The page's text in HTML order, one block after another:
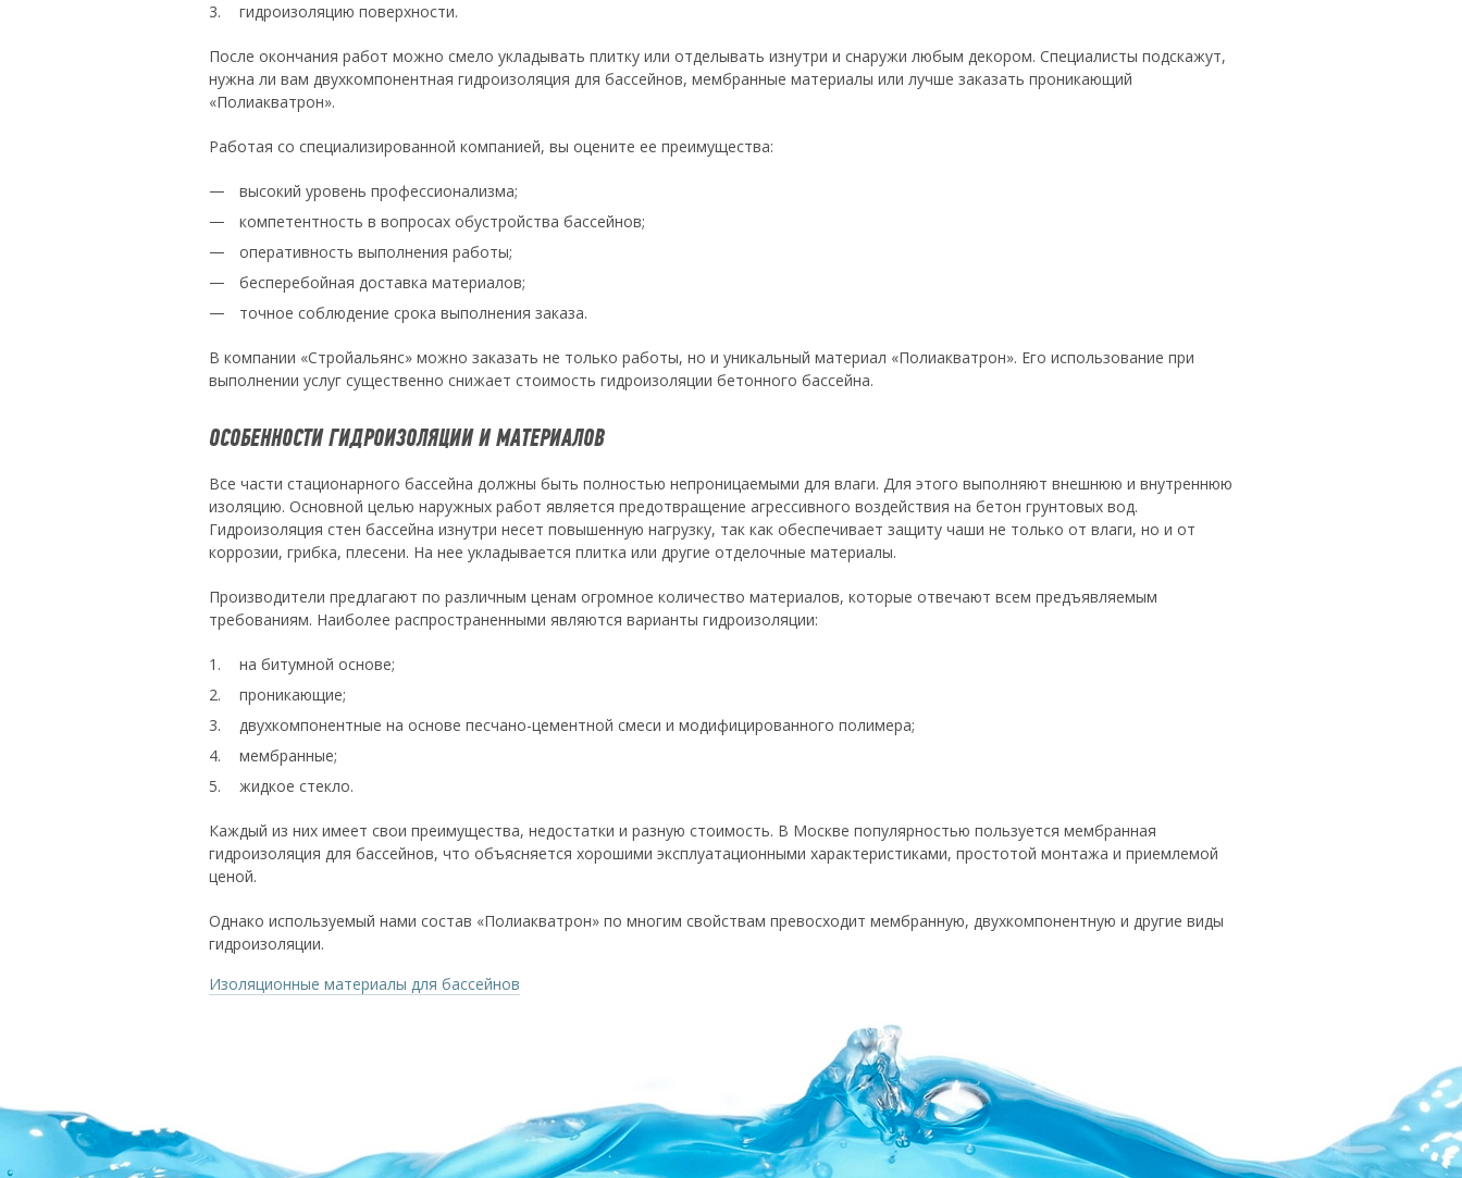
гидроизоляцию поверхности.
После окончания работ можно смело укладывать плитку или отделывать изнутри и снаружи любым декором. Специалисты подскажут,
нужна ли вам двухкомпонентная гидроизоляция для бассейнов, мембранные материалы или лучше заказать проникающий
«Полиакватрон».
Работая со специализированной компанией, вы оцените ее преимущества:
высокий уровень профессионализма;
компетентность в вопросах обустройства бассейнов;
оперативность выполнения работы;
бесперебойная доставка материалов;
точное соблюдение срока выполнения заказа.
В компании «Стройальянс» можно заказать не только работы, но и уникальный материал «Полиакватрон». Его использование при
выполнении услуг существенно снижает стоимость гидроизоляции бетонного бассейна.
ОСОБЕННОСТИ ГИДРОИЗОЛЯЦИИ И МАТЕРИАЛОВ
Все части стационарного бассейна должны быть полностью непроницаемыми для влаги. Для этого выполняют внешнюю и внутреннюю
изоляцию. Основной целью наружных работ является предотвращение агрессивного воздействия на бетон грунтовых вод.
Гидроизоляция стен бассейна изнутри несет повышенную нагрузку, так как обеспечивает защиту чаши не только от влаги, но и от
коррозии, грибка, плесени. На нее укладывается плитка или другие отделочные материалы.
Производители предлагают по различным ценам огромное количество материалов, которые отвечают всем предъявляемым
требованиям. Наиболее распространенными являются варианты гидроизоляции:
на битумной основе;
проникающие;
двухкомпонентные на основе песчано-цементной смеси и модифицированного полимера;
мембранные;
жидкое стекло.
Каждый из них имеет свои преимущества, недостатки и разную стоимость. В Москве популярностью пользуется мембранная
гидроизоляция для бассейнов, что объясняется хорошими эксплуатационными характеристиками, простотой монтажа и приемлемой
ценой.
Однако используемый нами состав «Полиакватрон» по многим свойствам превосходит мембранную, двухкомпонентную и другие виды
гидроизоляции.
Изоляционные материалы для бассейнов